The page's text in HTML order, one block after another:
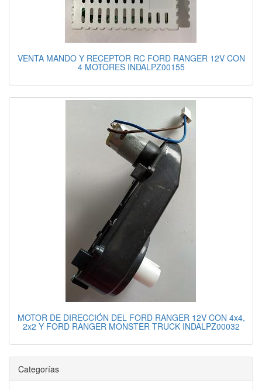
VENTA MANDO Y RECEPTOR RC FORD RANGER 12V CON
4 MOTORES INDALPZ00155
MOTOR DE DIRECCIÓN DEL FORD RANGER 12V CON 4x4,
2x2 Y FORD RANGER MONSTER TRUCK INDALPZ00032
Categorías